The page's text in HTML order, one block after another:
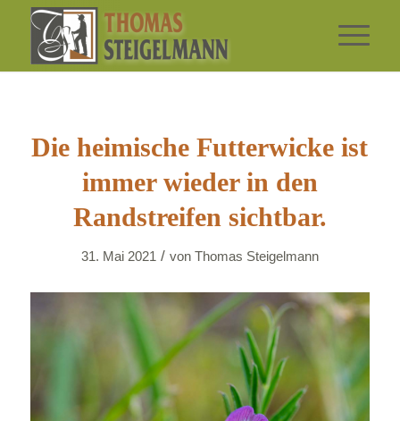
Die heimische Futterwicke ist
immer wieder in den
Randstreifen sichtbar.
31. Mai 2021 / von Thomas Steigelmann